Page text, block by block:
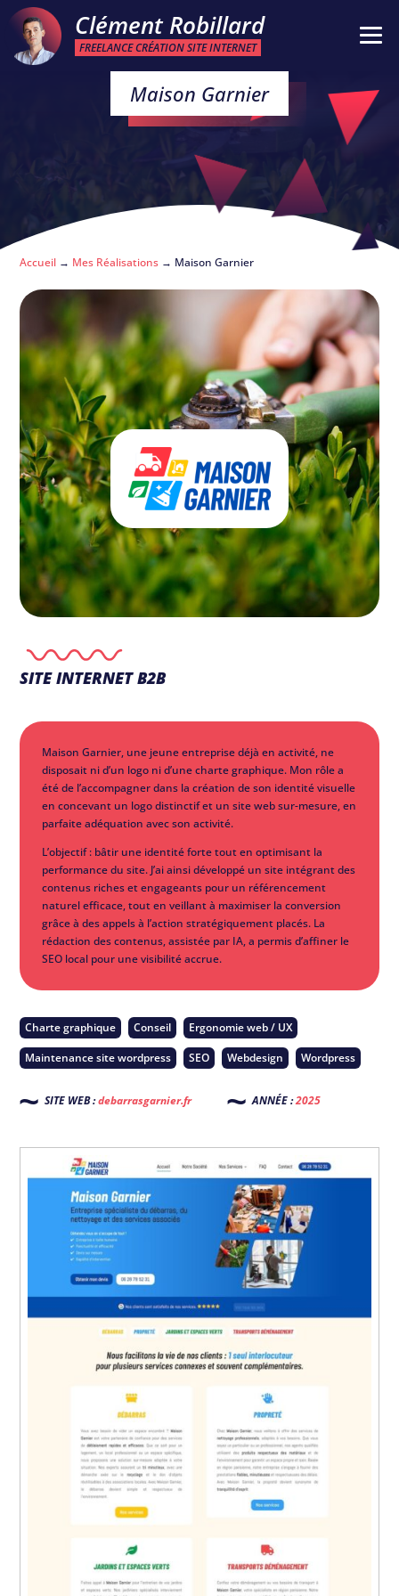
Clément Robillard
FREELANCE CRÉATION SITE INTERNET
Maison Garnier
Accueil → Mes Réalisations → Maison Garnier
SITE INTERNET B2B
Maison Garnier, une jeune entreprise déjà en activité, ne
disposait ni d’un logo ni d’une charte graphique. Mon rôle a
été de l’accompagner dans la création de son identité visuelle
en concevant un logo distinctif et un site web sur-mesure, en
parfaite adéquation avec son activité.
L’objectif : bâtir une identité forte tout en optimisant la
performance du site. J’ai ainsi développé un site intégrant des
contenus riches et engageants pour un référencement
naturel efficace, tout en veillant à maximiser la conversion
grâce à des appels à l’action stratégiquement placés. La
rédaction des contenus, assistée par IA, a permis d’affiner le
SEO local pour une visibilité accrue.
Charte graphique Conseil
Ergonomie web / UX
Maintenance site wordpress
SEO Webdesign Wordpress
SITE WEB :debarrasgarnier.fr ANNÉE :2025